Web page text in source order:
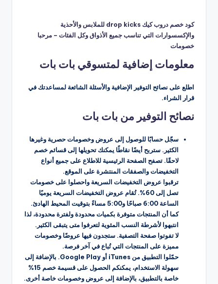
كود خصم دروب كيك drop kicks للملابس والأحذية
والإكسسوارات التي تناسب جميع الأذواق وكل الفئات – مرحبا
خصومات
معلومات إضافية لمتسوقي بات بات
اطلع على نصائح التوفير الإضافية والأسئلة الشائعة لمساعدتك في
قرار الشراء.
نصائح التوفير من بات بات
سجّل حسابًا للوصول إلى عروض وخصومات حصرية وغيرها
الكثير. ستربح أيضًا نقاطًا يمكنك تحويلها إلى قسائم خصم
لاحقًا. تصفح الصفحة الرئيسية للاطلاع على جميع أنواع
التخفيضات والصفقات المنتشرة على الموقع.
ترقبوا عروض التخفيضات السريعة واحصلوا على خصومات
تصل إلى 60%. تُقام عروض التخفيضات السريعة يوميًا
الساعة 6:00 صباحًا و5:00 مساءً بتوقيت المحيط الهادئ.
كما أن المنتجات متوفرة بكميات محدودة ولفترة محدودة، لذا
انتبهوا لأشرطة النسب المئوية لتعرفوا متى يتبقى الكثير.
لا تفوتوا صفحة التصفية. ستجدون فيها عروضًا وخصومات
مميزة على المنتجات التي تُباع في آخر فرصة.
حمّلوا التطبيق من iTunes أو Google Play. بالإضافة إلى
سهولة الاستخدام، يمكنكم الحصول على قسيمة خصم 15%
خاصة بالتطبيق، بالإضافة إلى عروض وخصومات خاصة أخرى.